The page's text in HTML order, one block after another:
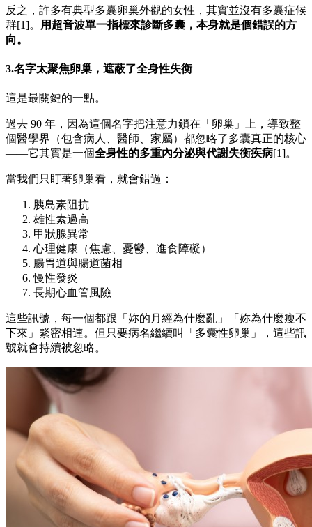
反之，許多有典型多囊卵巢外觀的女性，其實並沒有多囊症候
群[1]。
用超音波單一指標來診斷多囊，本身就是個錯誤的方
向。
3.名字太聚焦卵巢，遮蔽了全身性失衡
這是最關鍵的一點。
過去 90 年，因為這個名字把注意力鎖在「卵巢」上，導致整
個醫學界（包含病人、醫師、家屬）都忽略了多囊真正的核心
——它其實是一個全身性的多重內分泌與代謝失衡疾病[1]。
當我們只盯著卵巢看，就會錯過：
胰島素阻抗
雄性素過高
甲狀腺異常
心理健康（焦慮、憂鬱、進食障礙）
腸胃道與腸道菌相
慢性發炎
長期心血管風險
這些訊號，每一個都跟「妳的月經為什麼亂」「妳為什麼瘦不
下來」緊密相連。但只要病名繼續叫「多囊性卵巢」，這些訊
號就會持續被忽略。